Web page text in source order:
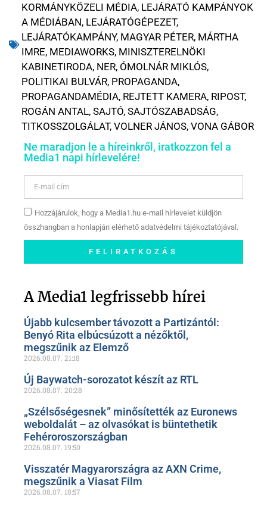
KORMÁNYKÖZELI MÉDIA, LEJÁRATÓ KAMPÁNYOK
A MÉDIÁBAN, LEJÁRATÓGÉPEZET,
LEJÁRATÓKAMPÁNY, MAGYAR PÉTER, MÁRTHA
IMRE, MEDIAWORKS, MINISZTERELNÖKI
KABINETIRODA, NER, ÓMOLNÁR MIKLÓS,
POLITIKAI BULVÁR, PROPAGANDA,
PROPAGANDAMÉDIA, REJTETT KAMERA, RIPOST,
ROGÁN ANTAL, SAJTÓ, SAJTÓSZABADSÁG,
TITKOSSZOLGÁLAT, VOLNER JÁNOS, VONA GÁBOR
Ne maradjon le a híreinkről, iratkozzon fel a
Media1 napi hírlevelére!
Hozzájárulok, hogy a Media1.hu e-mail hírlevelet küldjön
összhangban a honlapján elérhető adatvédelmi tájékoztatójával.
FELIRATKOZÁS
oldalunkon!
A Media1 legfrissebb hírei
Újabb kulcsember távozott a Partizántól:
Benyó Rita elbúcsúzott a nézőktől,
megszűnik az Elemző
2026.08.07. 21:18
Új Baywatch-sorozatot készít az RTL
2026.08.07. 20:28
„Szélsőségesnek” minősítették az Euronews
weboldalát – az olvasókat is büntethetik
Fehéroroszországban
2026.08.07. 19:50
Visszatér Magyarországra az AXN Crime,
megszűnik a Viasat Film
2026.08.07. 18:57